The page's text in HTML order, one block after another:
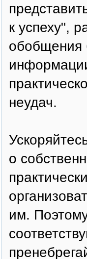
к успеху",
обобщения
неудач.
о
им.